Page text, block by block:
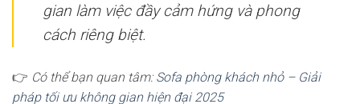
gian làm việc đầy cảm hứng và phong
cách riêng biệt.
👉 Có thể bạn quan tâm: Sofa phòng khách nhỏ – Giải
pháp tối ưu không gian hiện đại 2025